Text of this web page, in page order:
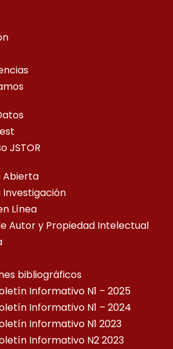
JSTOR
Abierta
Investigación
Línea
Autor y Propiedad Intelectual
bibliográficos
Informativo N1 – 2025
Informativo N1 – 2024
Informativo N1 2023
Informativo N2 2023